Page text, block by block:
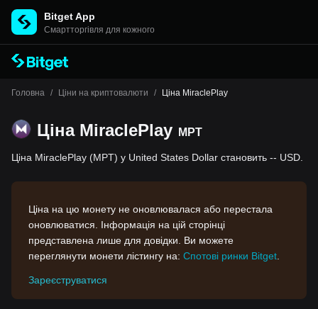
Bitget App
Cмартторгівля для кожного
Головна / Ціни на криптовалюти / Ціна MiraclePlay
Ціна MiraclePlay MPT
Ціна MiraclePlay (MPT) у United States Dollar становить -- USD.
Ціна на цю монету не оновлювалася або перестала
оновлюватися. Інформація на цій сторінці
представлена лише для довідки. Ви можете
переглянути монети лістингу на: Спотові ринки Bitget
Зареєструватися